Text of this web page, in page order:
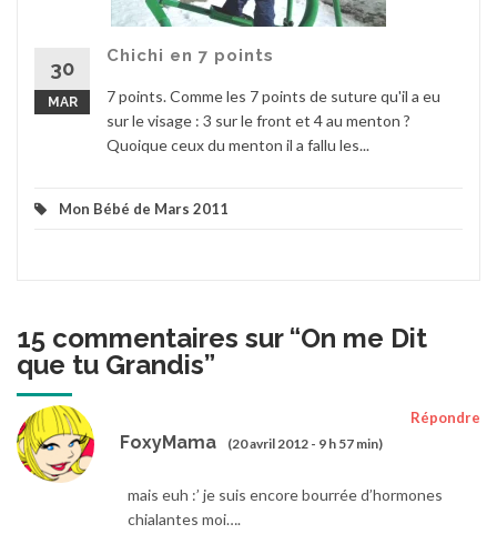
30
MAR
Chichi en 7 points
7 points. Comme les 7 points de suture qu'il a eu
sur le visage : 3 sur le front et 4 au menton ?
Quoique ceux du menton il a fallu les...
Mon Bébé de Mars 2011
15 commentaires sur “On me Dit
que tu Grandis”
FoxyMama (20 avril 2012 - 9 h 57 min)
Répondre
mais euh :’ je suis encore bourrée d’hormones
chialantes moi….